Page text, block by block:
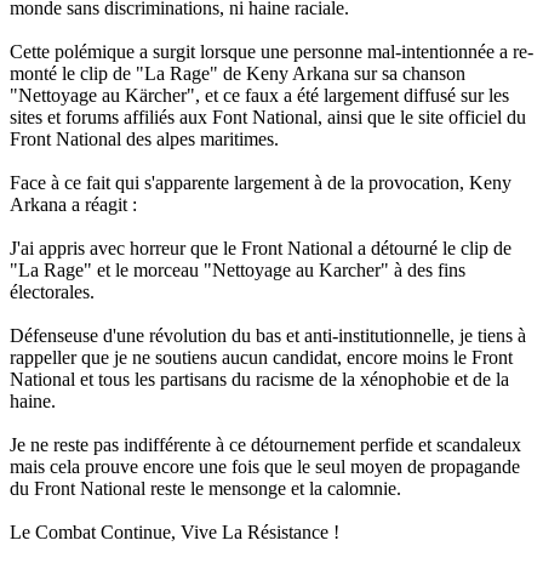
monde sans discriminations, ni haine raciale.
Cette polémique a surgit lorsque une personne mal-intentionnée a re-
monté le clip de "La Rage" de Keny Arkana sur sa chanson
"Nettoyage au Kärcher", et ce faux a été largement diffusé sur les
sites et forums affiliés aux Font National, ainsi que le site officiel du
Front National des alpes maritimes.
Face à ce fait qui s'apparente largement à de la provocation, Keny
Arkana a réagit :
J'ai appris avec horreur que le Front National a détourné le clip de
"La Rage" et le morceau "Nettoyage au Karcher" à des fins
électorales.
Défenseuse d'une révolution du bas et anti-institutionnelle, je tiens à
rappeller que je ne soutiens aucun candidat, encore moins le Front
National et tous les partisans du racisme de la xénophobie et de la
haine.
Je ne reste pas indifférente à ce détournement perfide et scandaleux
mais cela prouve encore une fois que le seul moyen de propagande
du Front National reste le mensonge et la calomnie.
Le Combat Continue, Vive La Résistance !